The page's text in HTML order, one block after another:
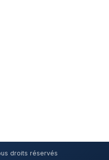
droits réservés